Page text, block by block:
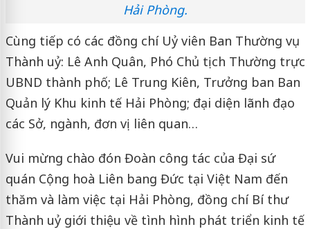
Hải Phòng.
Cùng tiếp có các đồng chí Uỷ viên Ban Thường vụ
Thành uỷ: Lê Anh Quân, Phó Chủ tịch Thường trực
UBND thành phố; Lê Trung Kiên, Trưởng ban Ban
Quản lý Khu kinh tế Hải Phòng; đại diện lãnh đạo
các Sở, ngành, đơn vị liên quan…
Vui mừng chào đón Đoàn công tác của Đại sứ
quán Cộng hoà Liên bang Đức tại Việt Nam đến
thăm và làm việc tại Hải Phòng, đồng chí Bí thư
Thành uỷ giới thiệu về tình hình phát triển kinh tế